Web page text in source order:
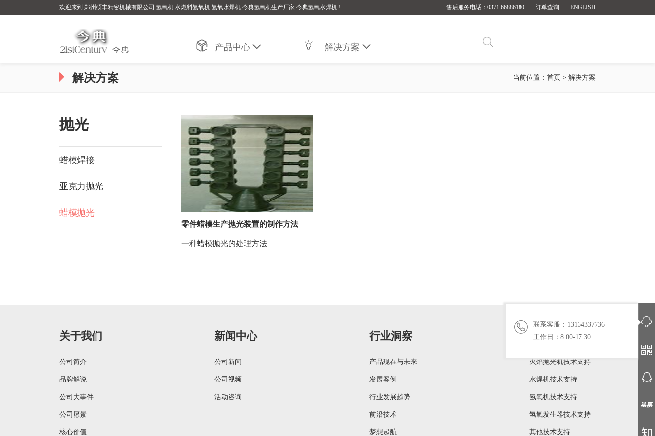
欢迎来到 郑州硕丰精密机械有限公司 氢氧机 水燃料氢氧机 氢氧水焊机 今典氢氧机生产厂家 今典氢氧水焊机 ! 售后服务电话：0371-66886180 订单查询 ENGLISH
 产品中心   解决方案 

解决方案 当前位置： 首页 > 解决方案
抛光
蜡模焊接
亚克力抛光
蜡模抛光
零件蜡模生产抛光装置的制作方法
一种蜡模抛光的处理方法


联系客服：13164337736
工作日：8:00-17:30




关于我们
公司简介
品牌解说
公司大事件
公司愿景
核心价值
新闻中心
公司新闻
公司视频
活动咨询
行业洞察
产品现在与未来
发展案例
行业发展趋势
前沿技术
梦想起航
技术支持
火焰抛光机技术支持
水焊机技术支持
氢氧机技术支持
氢氧发生器技术支持
其他技术支持